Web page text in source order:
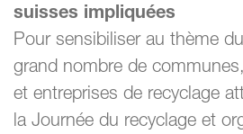
suisses impliquées
Pour sensibiliser au thème
grand nombre de
et entreprises de recyclage
la Journée du recyclage et